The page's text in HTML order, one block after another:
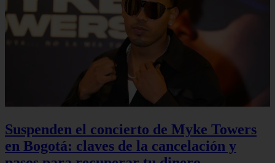
Suspenden el concierto de Myke Towers
en Bogotá: claves de la cancelación y